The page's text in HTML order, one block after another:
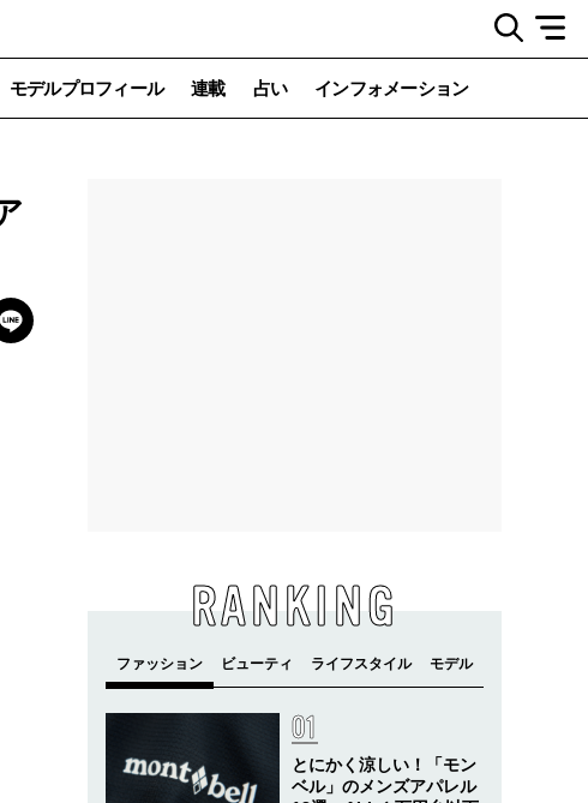
モデルプロフィール 連載 占い インフォメーション
RANKING
とにかく涼しい！「モン
ベル」のメンズアパレル